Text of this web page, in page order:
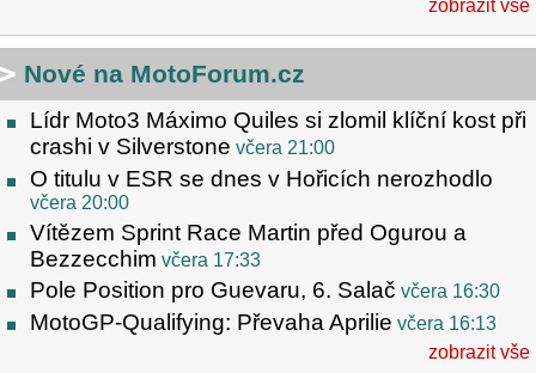
zobrazit vše
Nové na MotoForum.cz
Lídr Moto3 Máximo Quiles si zlomil klíční kost při
crashi v Silverstone včera 21:00
O titulu v ESR se dnes v Hořicích nerozhodlo
včera 20:00
Vítězem Sprint Race Martin před Ogurou a
Bezzecchim včera 17:33
Pole Position pro Guevaru, 6. Salač včera 16:30
MotoGP-Qualifying: Převaha Aprilie včera 16:13
zobrazit vše